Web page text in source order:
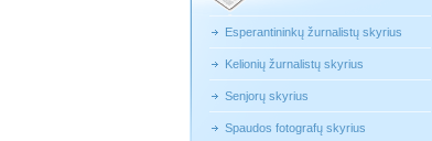
Esperantininkų žurnalistų skyrius
Kelionių žurnalistų skyrius
Senjorų skyrius
Spaudos fotografų skyrius